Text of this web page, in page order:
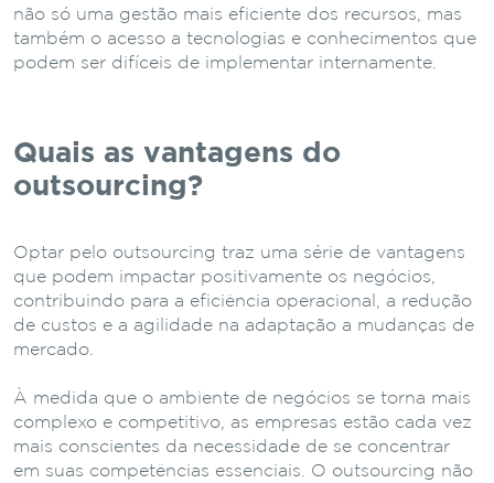
não só uma gestão mais eficiente dos recursos, mas
também o acesso a tecnologias e conhecimentos que
podem ser difíceis de implementar internamente.
Quais as vantagens do
outsourcing?
Optar pelo outsourcing traz uma série de vantagens
que podem impactar positivamente os negócios,
contribuindo para a eficiência operacional, a redução
de custos e a agilidade na adaptação a mudanças de
mercado.
À medida que o ambiente de negócios se torna mais
complexo e competitivo, as empresas estão cada vez
mais conscientes da necessidade de se concentrar
em suas competências essenciais. O outsourcing não